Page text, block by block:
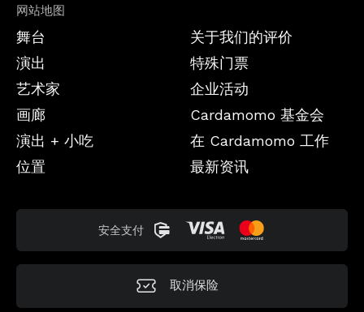
网站地图
舞台
演出
艺术家
画廊
演出 + 小吃
位置
关于我们的评价
特殊门票
企业活动
Cardamomo 基金会
在 Cardamomo 工作
最新资讯
安全支付
取消保险